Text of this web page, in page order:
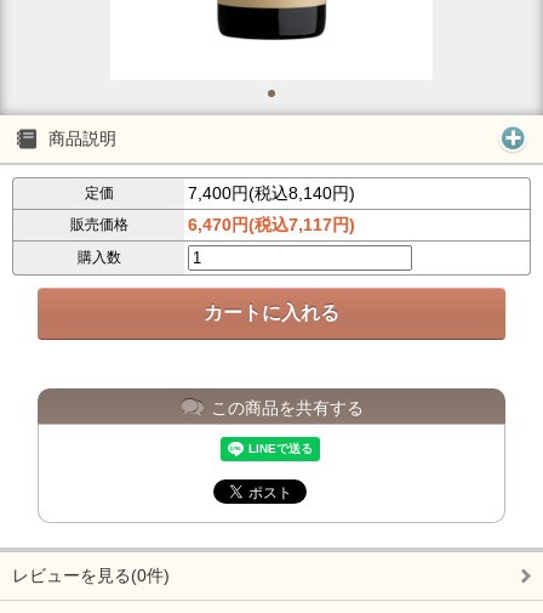
商品説明
定価 7,400円(税込8,140円)
販売価格 6,470円(税込7,117円)
購入数
この商品を共有する
レビューを見る(0件)